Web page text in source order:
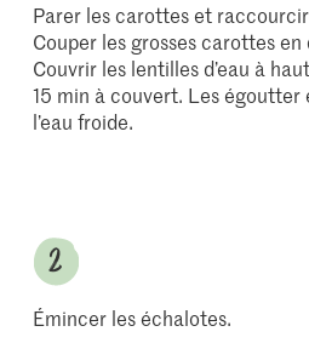
Parer les carottes et
Couper les grosses carottes
Couvrir les lentilles d’eau à
15 min à couvert. Les égoutter
l’eau froide.
Émincer les échalotes.